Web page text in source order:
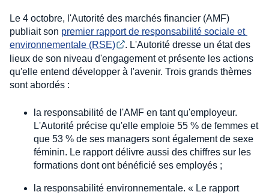
Le 4 octobre, l'Autorité des marchés financier (AMF)
publiait son premier rapport de responsabilité sociale et
environnementale (RSE)
. L'Autorité dresse un état des
lieux de son niveau d'engagement et présente les actions
qu'elle entend développer à l'avenir. Trois grands thèmes
sont abordés :
la responsabilité de l'AMF en tant qu'employeur.
L'Autorité précise qu'elle emploie 55 % de femmes et
que 53 % de ses managers sont également de sexe
féminin. Le rapport délivre aussi des chiffres sur les
formations dont ont bénéficié ses employés ;
la responsabilité environnementale. « Le rapport